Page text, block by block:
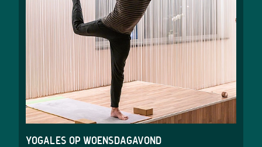
Yogales op woensdagavond